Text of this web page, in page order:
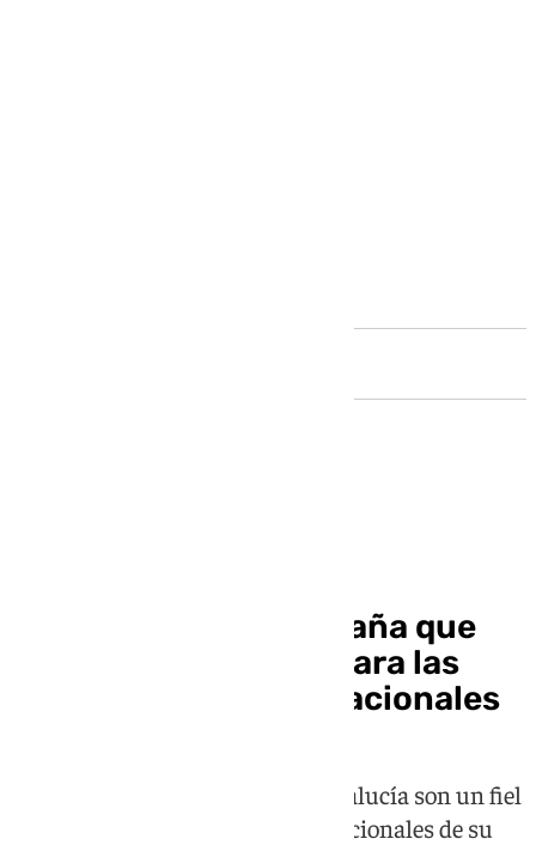
Andalucía: una campaña que
sirve de laboratorio para las
futuras elecciones nacionales
Los candidatos a la Junta de Andalucía son un fiel
reflejo ideológico de los líderes nacionales de su